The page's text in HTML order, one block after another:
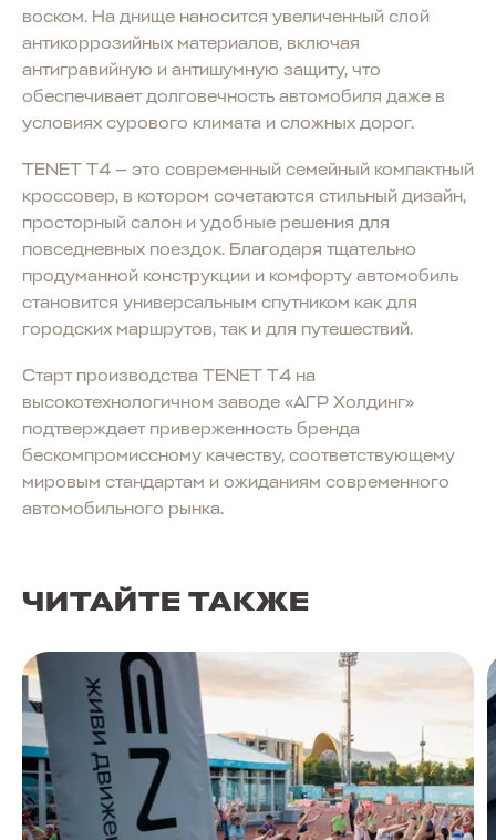
воском. На днище наносится увеличенный слой
антикоррозийных материалов, включая
антигравийную и антишумную защиту, что
обеспечивает долговечность автомобиля даже в
условиях сурового климата и сложных дорог.
TENET T4 — это современный семейный компактный
кроссовер, в котором сочетаются стильный дизайн,
просторный салон и удобные решения для
повседневных поездок. Благодаря тщательно
продуманной конструкции и комфорту автомобиль
становится универсальным спутником как для
городских маршрутов, так и для путешествий.
Старт производства TENET T4 на
высокотехнологичном заводе «АГР Холдинг»
подтверждает приверженность бренда
бескомпромиссному качеству, соответствующему
мировым стандартам и ожиданиям современного
автомобильного рынка.
ЧИТАЙТЕ ТАКЖЕ